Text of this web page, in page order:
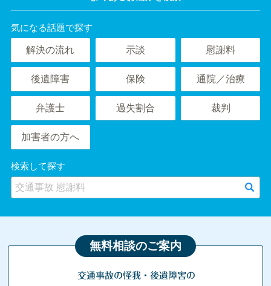
気になる話題で探す
解決の流れ 示談 慰謝料
後遺障害 保険 通院／治療
弁護士 過失割合 裁判
加害者の方へ
検索して探す
無料相談のご案内
交通事故の怪我・後遺障害の